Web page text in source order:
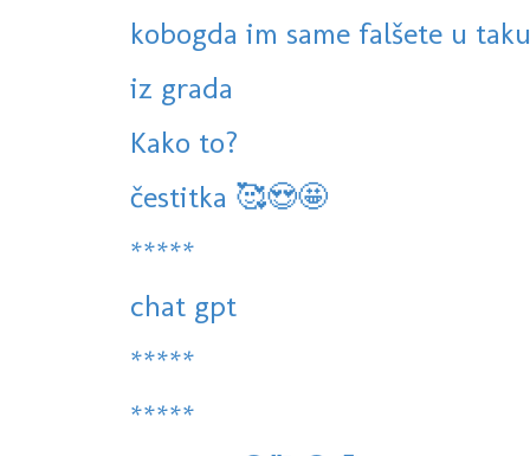
kobogda im same falšete u
iz grada
Kako to?
čestitka 🥰😍🤩
*****
chat gpt
*****
*****